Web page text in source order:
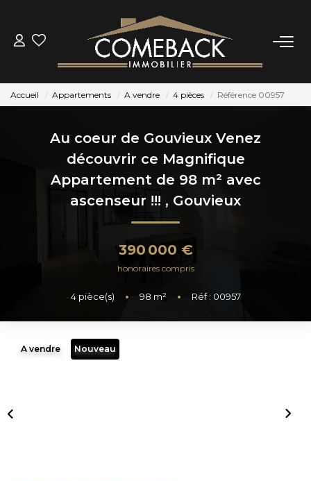
ACHETER
LOUER
ESTIMER
NOTRE AGENCE
CONTACT
Accueil Appartements A vendre 4 pièces Référence 00957
Au coeur de Gouvieux Venez
découvrir ce Magnifique
Appartement de 98 m² avec
ascenseur !!! , Gouvieux
390 000 €
honoraires compris
4pièce(s) • 98 m² • Réf : 00957
A vendre Nouveau